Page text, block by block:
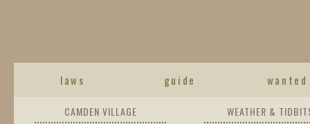
laws guide wanted
CAMDEN VILLAGE WEATHER &